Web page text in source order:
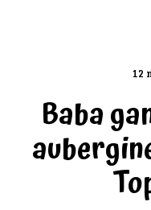
12
Baba